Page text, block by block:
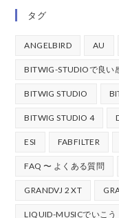
タグ
ANGELBIRD AU
BITWIG-STUDIOで良い
BITWIG STUDIO
BITWIG STUDIO 4
ESI FABFILTER
FAQ 〜 よくある質問
GRANDVJ 2 XT
LIQUID-MUSICでいこう